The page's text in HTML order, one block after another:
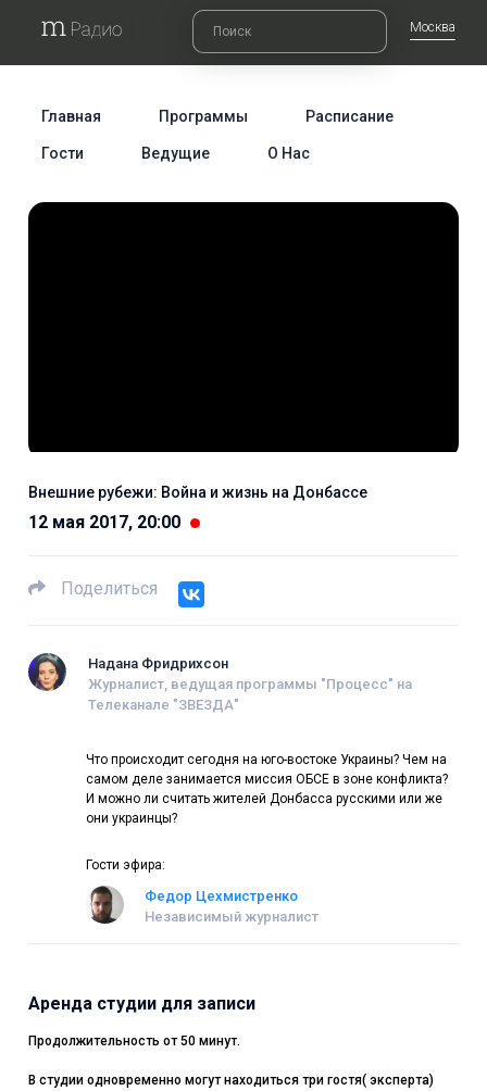
Москва
Главная Программы Расписание
Гости Ведущие О Нас
Внешние рубежи: Война и жизнь на Донбассе
12 мая 2017, 20:00
Поделиться
Надана Фридрихсон
Журналист, ведущая программы "Процесс" на
Телеканале "ЗВЕЗДА"
Что происходит сегодня на юго-востоке Украины? Чем на
самом деле занимается миссия ОБСЕ в зоне конфликта?
И можно ли считать жителей Донбасса русскими или же
они украинцы?
Гости эфира:
Федор Цехмистренко
Независимый журналист
Аренда студии для записи
Продолжительность от 50 минут.
В студии одновременно могут находиться три гостя( эксперта)